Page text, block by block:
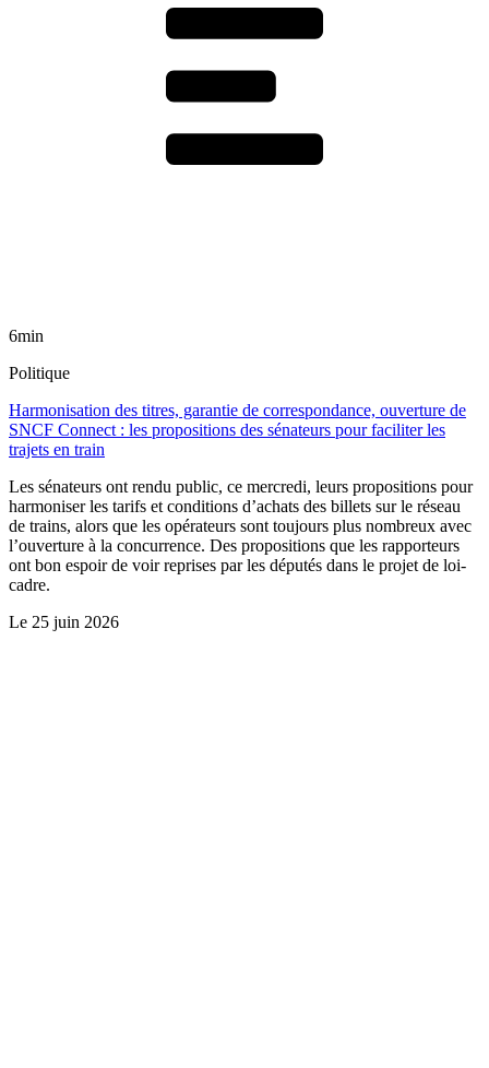
6min
Politique
Harmonisation des titres, garantie de correspondance, ouverture de
SNCF Connect : les propositions des sénateurs pour faciliter les
trajets en train
Les sénateurs ont rendu public, ce mercredi, leurs propositions pour
harmoniser les tarifs et conditions d’achats des billets sur le réseau
de trains, alors que les opérateurs sont toujours plus nombreux avec
l’ouverture à la concurrence. Des propositions que les rapporteurs
ont bon espoir de voir reprises par les députés dans le projet de loi-
cadre.
Le 25 juin 2026